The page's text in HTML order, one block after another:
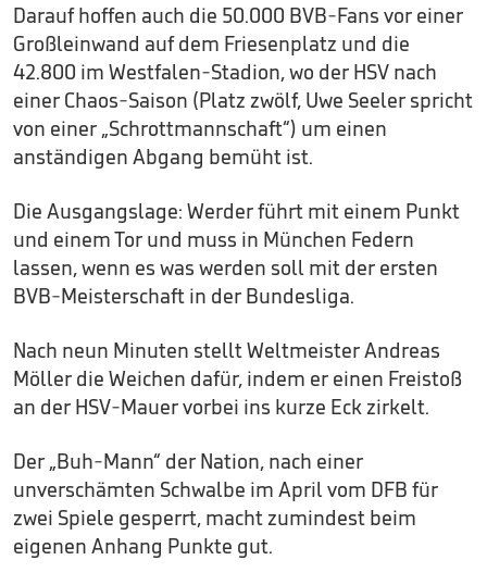
Darauf hoffen auch die 50.000 BVB-Fans vor einer
Großleinwand auf dem Friesenplatz und die
42.800 im Westfalen-Stadion, wo der HSV nach
einer Chaos-Saison (Platz zwölf, Uwe Seeler spricht
von einer „Schrottmannschaft“) um einen
anständigen Abgang bemüht ist.
Die Ausgangslage: Werder führt mit einem Punkt
und einem Tor und muss in München Federn
lassen, wenn es was werden soll mit der ersten
BVB-Meisterschaft in der Bundesliga.
Nach neun Minuten stellt Weltmeister Andreas
Möller die Weichen dafür, indem er einen Freistoß
an der HSV-Mauer vorbei ins kurze Eck zirkelt.
Der „Buh-Mann“ der Nation, nach einer
unverschämten Schwalbe im April vom DFB für
zwei Spiele gesperrt, macht zumindest beim
eigenen Anhang Punkte gut.